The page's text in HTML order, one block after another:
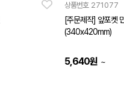
상품번호 271077
[주문제작] 앞포켓
(340x420mm)
5,640원 ~